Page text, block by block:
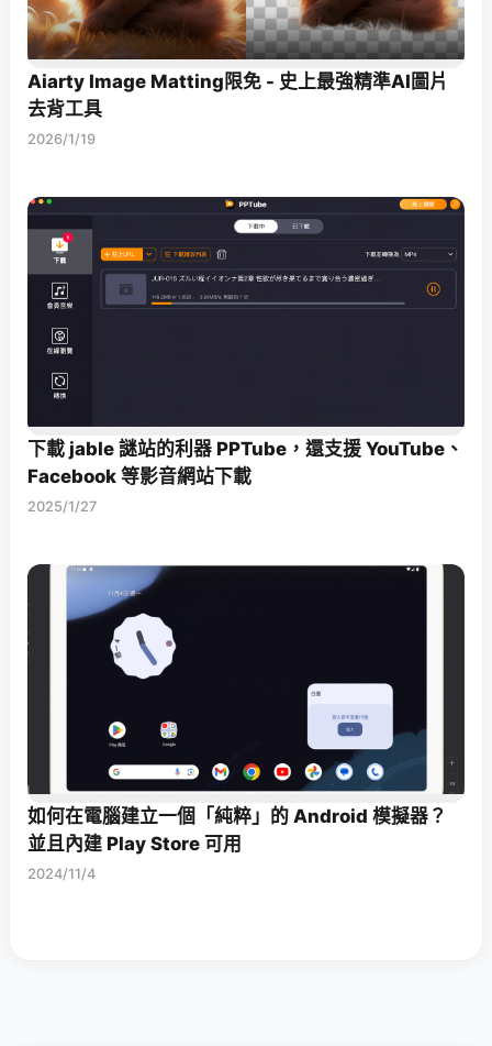
Aiarty Image Matting限免 - 史上最強精準AI圖片
去背工具
2026/1/19
下載 jable 謎站的利器 PPTube，還支援 YouTube、
Facebook 等影音網站下載
2025/1/27
如何在電腦建立一個「純粹」的 Android 模擬器？
並且內建 Play Store 可用
2024/11/4